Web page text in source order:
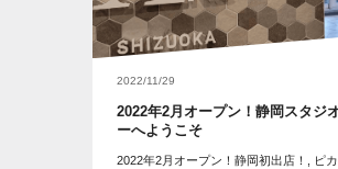
2022/11/29
2022年2月オープン！静岡スタジ
ーへようこそ
2022年2月オープン！静岡初出店！, ピ